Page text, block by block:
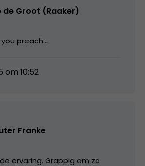
de Groot (Raaker)
preach…
om 10:52
Franke
ervaring. Grappig om zo